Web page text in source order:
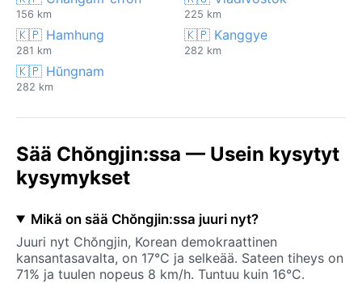
156 km 225 km
🇰🇵 Hamhung
281 km
🇰🇵 Kanggye
282 km
🇰🇵 Hŭngnam
282 km
Sää Chŏngjin:ssa — Usein kysytyt
kysymykset
Mikä on sää Chŏngjin:ssa juuri nyt?
Juuri nyt Chŏngjin, Korean demokraattinen
kansantasavalta, on 17°C ja selkeää. Sateen tiheys on
71% ja tuulen nopeus 8 km/h. Tuntuu kuin 16°C.